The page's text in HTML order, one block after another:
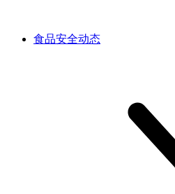
食品安全动态